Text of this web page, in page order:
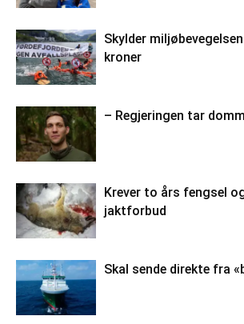
Skylder
kroner
– Regjeringen tar
Krever to års fengsel
jaktforbud
Skal sende direkte fra